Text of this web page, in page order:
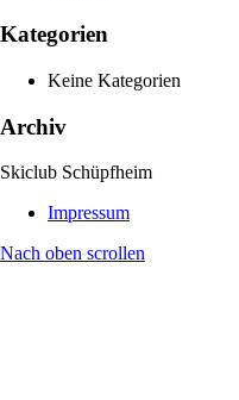
Kategorien
Keine Kategorien
Archiv
Skiclub Schüpfheim
Impressum
Nach oben scrollen